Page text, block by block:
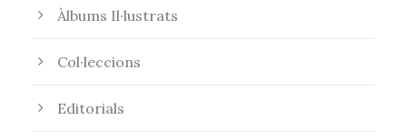
Àlbums Il·lustrats
Col·leccions
Editorials